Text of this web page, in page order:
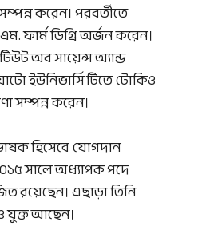
করেন। পরবর্তীতে
ফার্ম ডিগ্রি অর্জন করেন।
অব সায়েন্স অ্যান্ড
ইউনিভার্সিটিতে টোকিও
সম্পন্ন করেন।
হিসেবে যোগদান
সালে অধ্যাপক পদে
রয়েছেন। এছাড়া তিনি
যুক্ত আছেন।